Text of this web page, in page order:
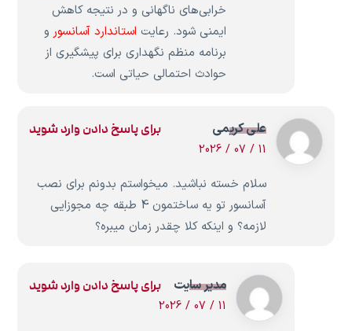
خرابی‌های ناگهانی و در نتیجه کاهش
ایمنی شود. رعایت استاندارد آسانسور و
برنامه منظم نگهداری برای پیشگیری از
حوادث احتمالی حیاتی است.
علی کریمی
11 / 07 / 2026
سلام خسته نباشید. میخواستم بدونم برای نصب
آسانسور تو یه ساختمون 4 طبقه چه مجوزایی
لازمه؟ و اینکه کلا چقدر زمان میبره؟
برای پاسخ دادن وارد شوید
مدیر سایت
11 / 07 / 2026
برای پاسخ دادن وارد شوید